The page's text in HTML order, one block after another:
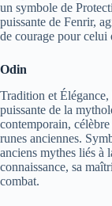
un symbole de
puissante de Fenrir,
de courage pour celui
Odin
Tradition et
puissante de la
contemporain,
runes anciennes.
anciens mythes liés à
connaissance, sa
combat.